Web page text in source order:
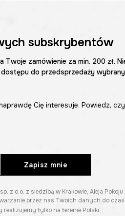
subskrybentów
zamówienie za min. 200 zł.
do przedsprzedaży
Cię interesuje. Powiedz,
Zapisz mnie
o.o. z siedzibą w Krakowie, Aleja Pokoju
przez nas Twoich danych do
realizujemy tylko na terenie Polski.